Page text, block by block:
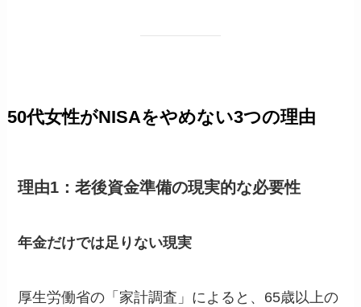
50代女性がNISAをやめない3つの理由
理由1：老後資金準備の現実的な必要性
年金だけでは足りない現実
厚生労働省の「家計調査」によると、65歳以上の